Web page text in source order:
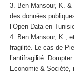
Ben Mansour, K. &
des données
l’Open Data en
Ben Mansour, K.,
fragilité. Le cas de
l’antifragilité.
Economie & Société,